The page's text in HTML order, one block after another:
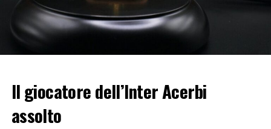
Le serie tv in programma a
giugno 2021
Sono davvero tante le serie in programma sui canali
e Nowa giugno.
A partire da oggi,
Il giocatore dell’Inter Acerbi
assolto